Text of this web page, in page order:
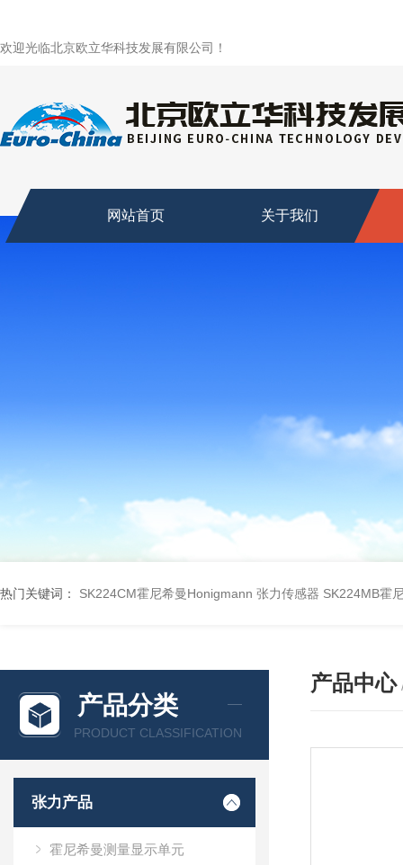
欢迎光临北京欧立华科技发展有限公司！
网站首页 关于我们
热门关键词： SK224CM霍尼希曼Honigmann 张力传感器 SK224MB霍
产品分类
PRODUCT CLASSIFICATION
张力产品
霍尼希曼测量显示单元
产品中心